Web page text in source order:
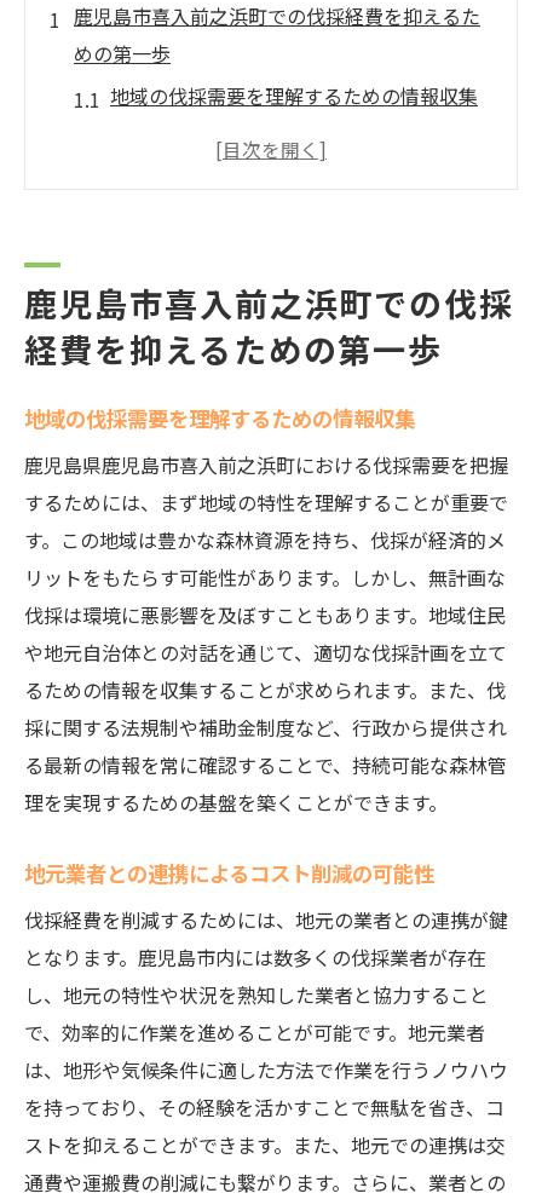
鹿児島市喜入前之浜町での伐採経費を抑えるた
めの第一歩
地域の伐採需要を理解するための情報収集
地元業者との連携によるコスト削減の可能
近隣住民との協力による伐採計画の共有
長期的な経費削減を見据えた戦略的プラン
伐採経費削減の鍵は地域の自然を守ることにあ
り
自然保護と伐採のバランスを取るための基
本原則
環境に優しい伐採技術の選択
持続可能な伐採計画の策定方法
地域生態系に配慮した伐採スケジュールの
作成
地元の生態系保全活動の参加
再植樹による長期的な環境維持への貢献
せる
低環境負荷の伐採機械の利用法
伐採後の再利用可能な素材の活用
エネルギー効率の向上による経費削減
伐採残材の有効活用によるコスト低減
環境に優しい伐採技術者の育成
地域の自然資源を活かした持続可能な経営
効率的な伐採計画で予算を守りながら持続可能
鹿児島市喜入前之浜町での伐採
経費を抑えるための第一歩
地域の伐採需要を理解するための情報収集
鹿児島県鹿児島市喜入前之浜町における伐採需要を把握
するためには、まず地域の特性を理解することが重要で
す。この地域は豊かな森林資源を持ち、伐採が経済的メ
リットをもたらす可能性があります。しかし、無計画な
伐採は環境に悪影響を及ぼすこともあります。地域住民
や地元自治体との対話を通じて、適切な伐採計画を立て
るための情報を収集することが求められます。また、伐
採に関する法規制や補助金制度など、行政から提供され
る最新の情報を常に確認することで、持続可能な森林管
理を実現するための基盤を築くことができます。
地元業者との連携によるコスト削減の可能性
伐採経費を削減するためには、地元の業者との連携が鍵
となります。鹿児島市内には数多くの伐採業者が存在
し、地元の特性や状況を熟知した業者と協力すること
で、効率的に作業を進めることが可能です。地元業者
は、地形や気候条件に適した方法で作業を行うノウハウ
を持っており、その経験を活かすことで無駄を省き、コ
ストを抑えることができます。また、地元での連携は交
通費や運搬費の削減にも繋がります。さらに、業者との